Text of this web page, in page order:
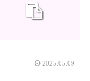
2025.05.09